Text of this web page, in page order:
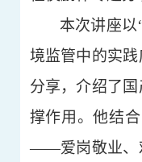
本次讲座以
境监管中的实
分享，介绍了
撑作用。他结
——爱岗敬业、